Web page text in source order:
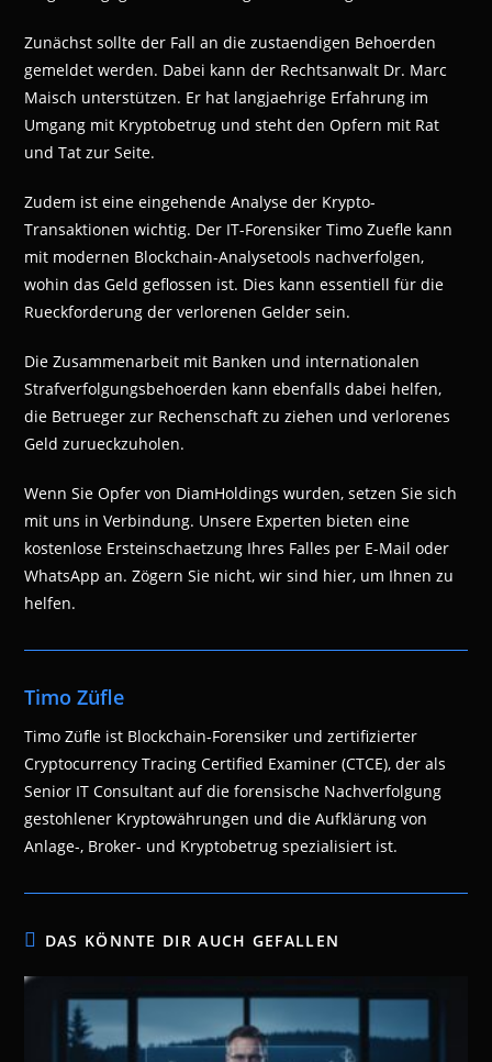
Zunächst sollte der Fall an die zustaendigen Behoerden
gemeldet werden. Dabei kann der Rechtsanwalt Dr. Marc
Maisch unterstützen. Er hat langjaehrige Erfahrung im
Umgang mit Kryptobetrug und steht den Opfern mit Rat
und Tat zur Seite.
Zudem ist eine eingehende Analyse der Krypto-
Transaktionen wichtig. Der IT-Forensiker Timo Zuefle kann
mit modernen Blockchain-Analysetools nachverfolgen,
wohin das Geld geflossen ist. Dies kann essentiell für die
Rueckforderung der verlorenen Gelder sein.
Die Zusammenarbeit mit Banken und internationalen
Strafverfolgungsbehoerden kann ebenfalls dabei helfen,
die Betrueger zur Rechenschaft zu ziehen und verlorenes
Geld zurueckzuholen.
Wenn Sie Opfer von DiamHoldings wurden, setzen Sie sich
mit uns in Verbindung. Unsere Experten bieten eine
kostenlose Ersteinschaetzung Ihres Falles per E-Mail oder
WhatsApp an. Zögern Sie nicht, wir sind hier, um Ihnen zu
helfen.
Timo Züfle
Timo Züfle ist Blockchain-Forensiker und zertifizierter
Cryptocurrency Tracing Certified Examiner (CTCE), der als
Senior IT Consultant auf die forensische Nachverfolgung
gestohlener Kryptowährungen und die Aufklärung von
Anlage-, Broker- und Kryptobetrug spezialisiert ist.
DAS KÖNNTE DIR AUCH GEFALLEN